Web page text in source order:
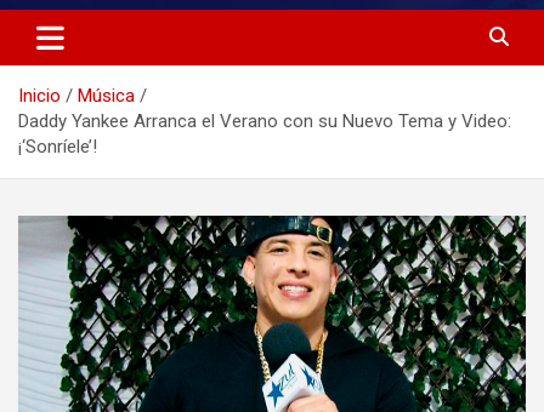
Inicio
Música
Daddy Yankee Arranca el Verano con su Nuevo Tema y Video:
¡‘Sonríele’!